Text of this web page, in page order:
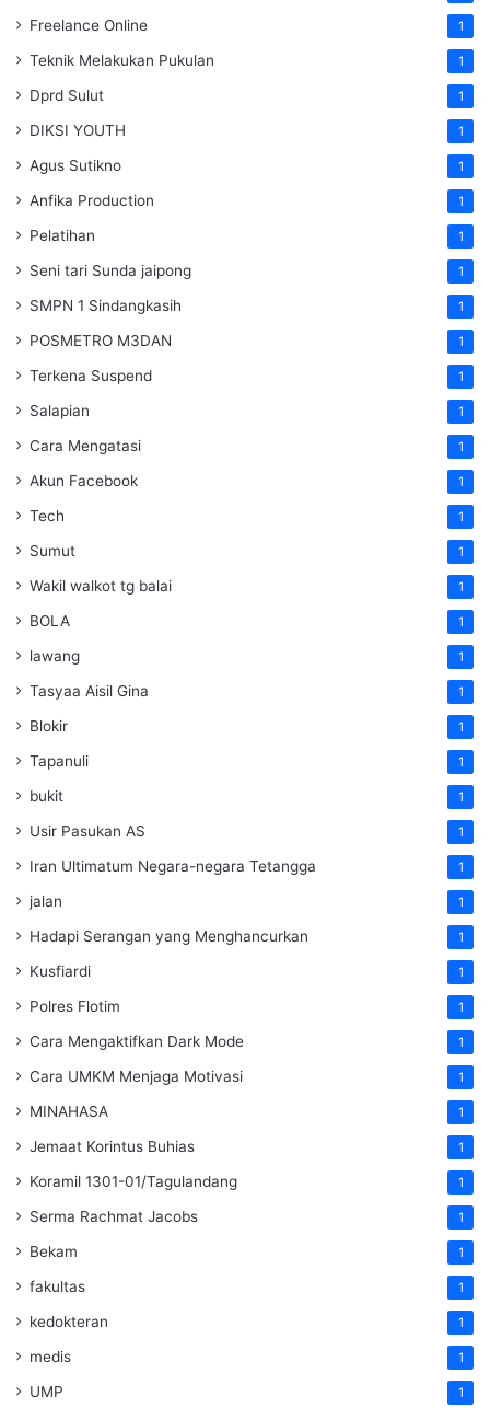
Freelance Online 1
Teknik Melakukan Pukulan 1
Dprd Sulut 1
DIKSI YOUTH 1
Agus Sutikno 1
Anfika Production 1
Pelatihan 1
Seni tari Sunda jaipong 1
SMPN 1 Sindangkasih 1
POSMETRO M3DAN 1
Terkena Suspend 1
Salapian 1
Cara Mengatasi 1
Akun Facebook 1
Tech 1
Sumut 1
Wakil walkot tg balai 1
BOLA 1
lawang 1
Tasyaa Aisil Gina 1
Blokir 1
Tapanuli 1
bukit 1
Usir Pasukan AS 1
Iran Ultimatum Negara-negara Tetangga 1
jalan 1
Hadapi Serangan yang Menghancurkan 1
Kusfiardi 1
Polres Flotim 1
Cara Mengaktifkan Dark Mode 1
Cara UMKM Menjaga Motivasi 1
MINAHASA 1
Jemaat Korintus Buhias 1
Koramil 1301-01/Tagulandang 1
Serma Rachmat Jacobs 1
Bekam 1
fakultas 1
kedokteran 1
medis 1
UMP 1